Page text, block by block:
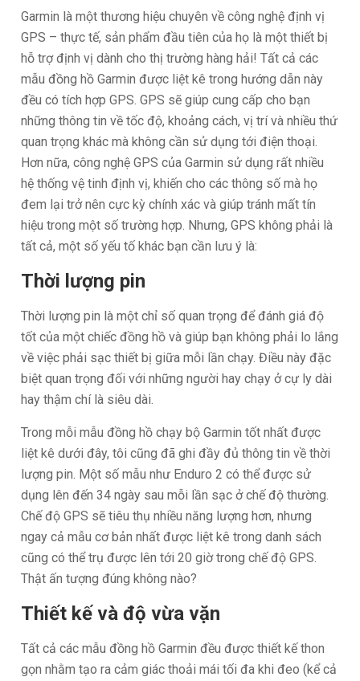
Garmin là một thương hiệu chuyên về công nghệ định vị
GPS – thực tế, sản phẩm đầu tiên của họ là một thiết bị
hỗ trợ định vị dành cho thị trường hàng hải! Tất cả các
mẫu đồng hồ Garmin được liệt kê trong hướng dẫn này
đều có tích hợp GPS. GPS sẽ giúp cung cấp cho bạn
những thông tin về tốc độ, khoảng cách, vị trí và nhiều thứ
quan trọng khác mà không cần sử dụng tới điện thoại.
Hơn nữa, công nghệ GPS của Garmin sử dụng rất nhiều
hệ thống vệ tinh định vị, khiến cho các thông số mà họ
đem lại trở nên cực kỳ chính xác và giúp tránh mất tín
hiệu trong một số trường hợp. Nhưng, GPS không phải là
tất cả, một số yếu tố khác bạn cần lưu ý là:
Thời lượng pin
Thời lượng pin là một chỉ số quan trọng để đánh giá độ
tốt của một chiếc đồng hồ và giúp bạn không phải lo lắng
về việc phải sạc thiết bị giữa mỗi lần chạy. Điều này đặc
biệt quan trọng đối với những người hay chạy ở cự ly dài
hay thậm chí là siêu dài.
Trong mỗi mẫu đồng hồ chạy bộ Garmin tốt nhất được
liệt kê dưới đây, tôi cũng đã ghi đầy đủ thông tin về thời
lượng pin. Một số mẫu như Enduro 2 có thể được sử
dụng lên đến 34 ngày sau mỗi lần sạc ở chế độ thường.
Chế độ GPS sẽ tiêu thụ nhiều năng lượng hơn, nhưng
ngay cả mẫu cơ bản nhất được liệt kê trong danh sách
cũng có thể trụ được lên tới 20 giờ trong chế độ GPS.
Thật ấn tượng đúng không nào?
Thiết kế và độ vừa vặn
Tất cả các mẫu đồng hồ Garmin đều được thiết kế thon
gọn nhằm tạo ra cảm giác thoải mái tối đa khi đeo (kể cả